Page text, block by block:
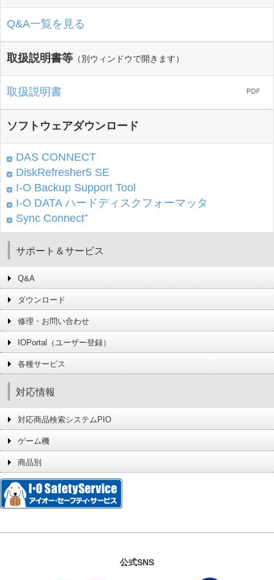
Q&A一覧を見る
取扱説明書等 （別ウィンドウで開きます）
取扱説明書
ソフトウェアダウンロード
DAS CONNECT
DiskRefresher5 SE
I-O Backup Support Tool
I-O DATA ハードディスクフォーマッタ
Sync Connect⁺
サポート＆サービス
Q&A
ダウンロード
修理・お問い合わせ
IOPortal（ユーザー登録）
各種サービス
対応情報
対応商品検索システムPIO
ゲーム機
商品別
公式SNS